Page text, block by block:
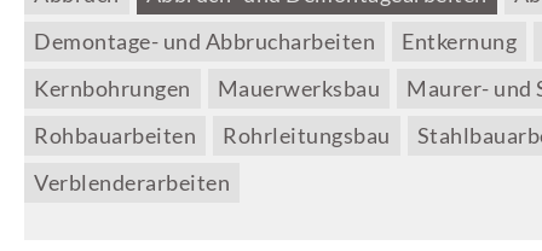
Demontage- und Abbrucharbeiten
Entkernung
Kernbohrungen
Mauerwerksbau
Maurer- und
Rohbauarbeiten
Rohrleitungsbau
Verblenderarbeiten